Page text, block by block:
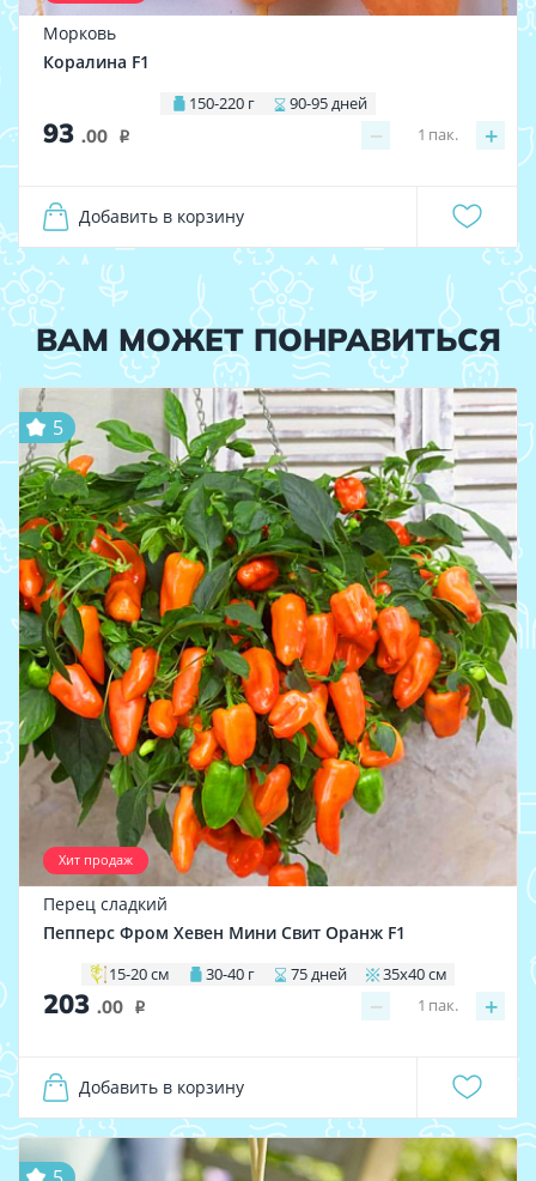
Морковь
Коралина F1
150-220 г 90-95 дней
93 .00 i − +
1 пак.
Добавить в корзину
ВАМ МОЖЕТ ПОНРАВИТЬСЯ
Хит продаж
5
Перец сладкий
Пепперс Фром Хевен Мини Свит Оранж F1
15-20 см 30-40 г 75 дней 35x40 см
203 .00 i − +
1 пак.
Добавить в корзину